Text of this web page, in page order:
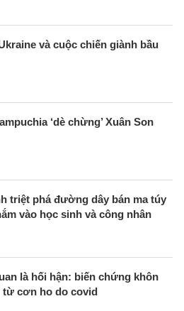
và cuộc chiến giành bầu
‘dè chừng’ Xuân Son
triệt phá đường dây bán ma túy
vào học sinh và công nhân
là hối hận: biến chứng khôn
cơn ho do covid